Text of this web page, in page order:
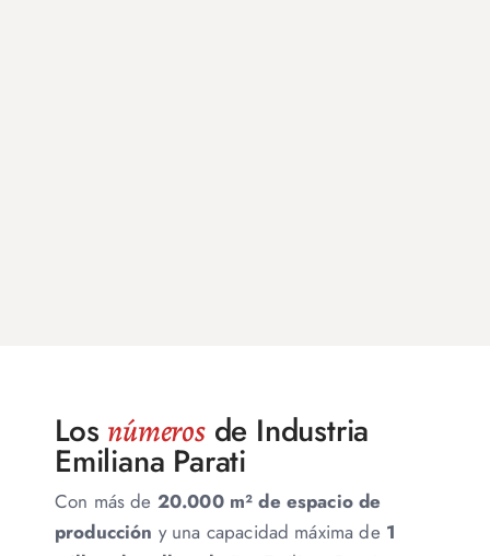
Los númerosde Industria
Emiliana Parati
Con más de 20.000 m² de espacio de
producción y una capacidad máxima de 1